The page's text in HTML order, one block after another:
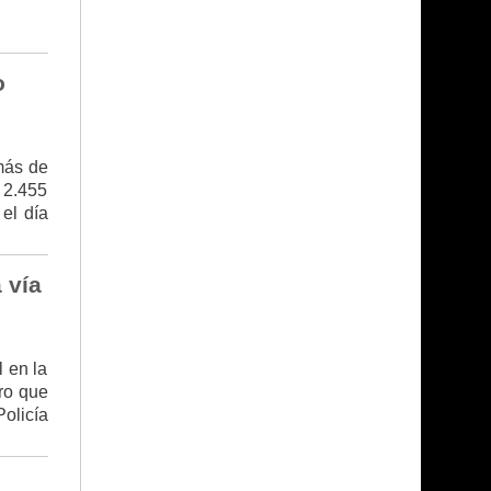
de
el día
vía
en la
que